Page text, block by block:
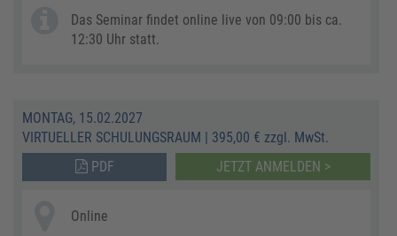
Das Seminar findet online live von 09:00 bis ca.
12:30 Uhr statt.
MONTAG, 15.02.2027
VIRTUELLER SCHULUNGSRAUM | 395,00 € zzgl. MwSt.
PDF
JETZT ANMELDEN >
Online